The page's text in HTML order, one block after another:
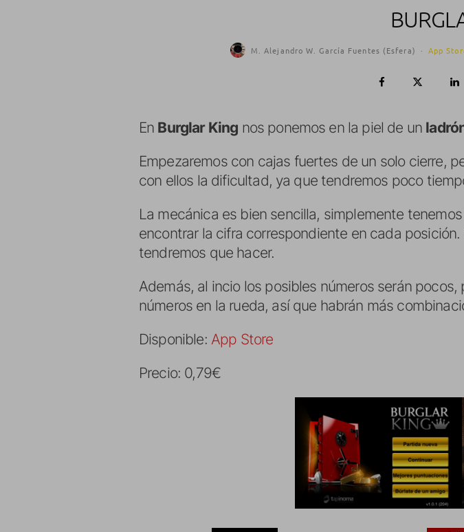
M. Alejandro W. García Fuentes (Esfera) · App
En Burglar King nos ponemos en la piel de un
Empezaremos con cajas fuertes de un solo cierre,
con ellos la dificultad, ya que tendremos poco
La mecánica es bien sencilla, simplemente
encontrar la cifra correspondiente en cada
tendremos que hacer.
Además, al incio los posibles números serán
números en la rueda, así que habrán más
Disponible: App Store
Precio: 0,79€